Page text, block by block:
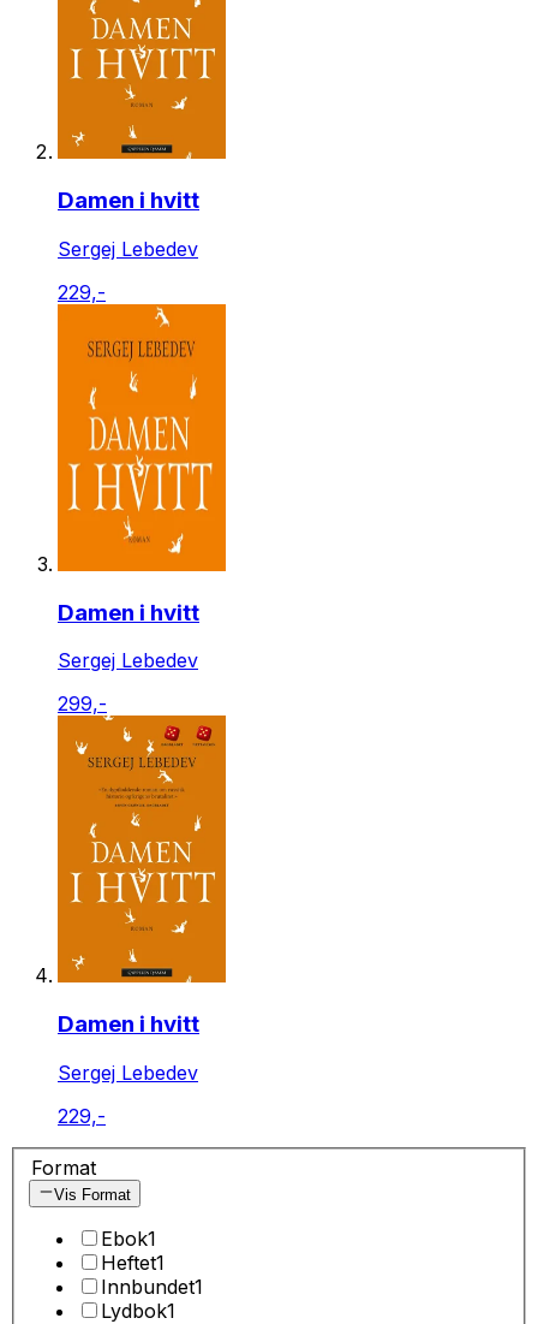
Damen i hvitt
Sergej Lebedev
229,-
Damen i hvitt
Sergej Lebedev
299,-
Damen i hvitt
Sergej Lebedev
229,-
Format
Vis Format
Ebok1
Heftet1
Innbundet1
Lydbok1